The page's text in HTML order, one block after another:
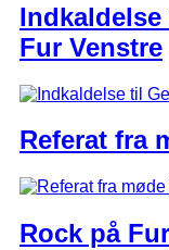
Fur Venstre
Referat fra
Rock på Fur